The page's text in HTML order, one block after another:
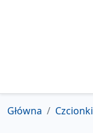
Główna Czcionki